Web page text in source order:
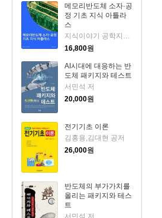
메모리반도체 소자·공
정 기초 지식 아틀라
스
지식이야기 공학지식팀 저
16,800원
AI시대에 대응하는 반
도체 패키지와 테스트
서민석 저
20,000원
전기기초 이론
김홍용,김대현 공저
26,000원
반도체의 부가가치를
올리는 패키지와 테스
트
서민석 저